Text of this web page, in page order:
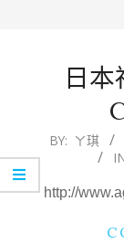
日
2016-
24
BY: ㄚ琪
http://